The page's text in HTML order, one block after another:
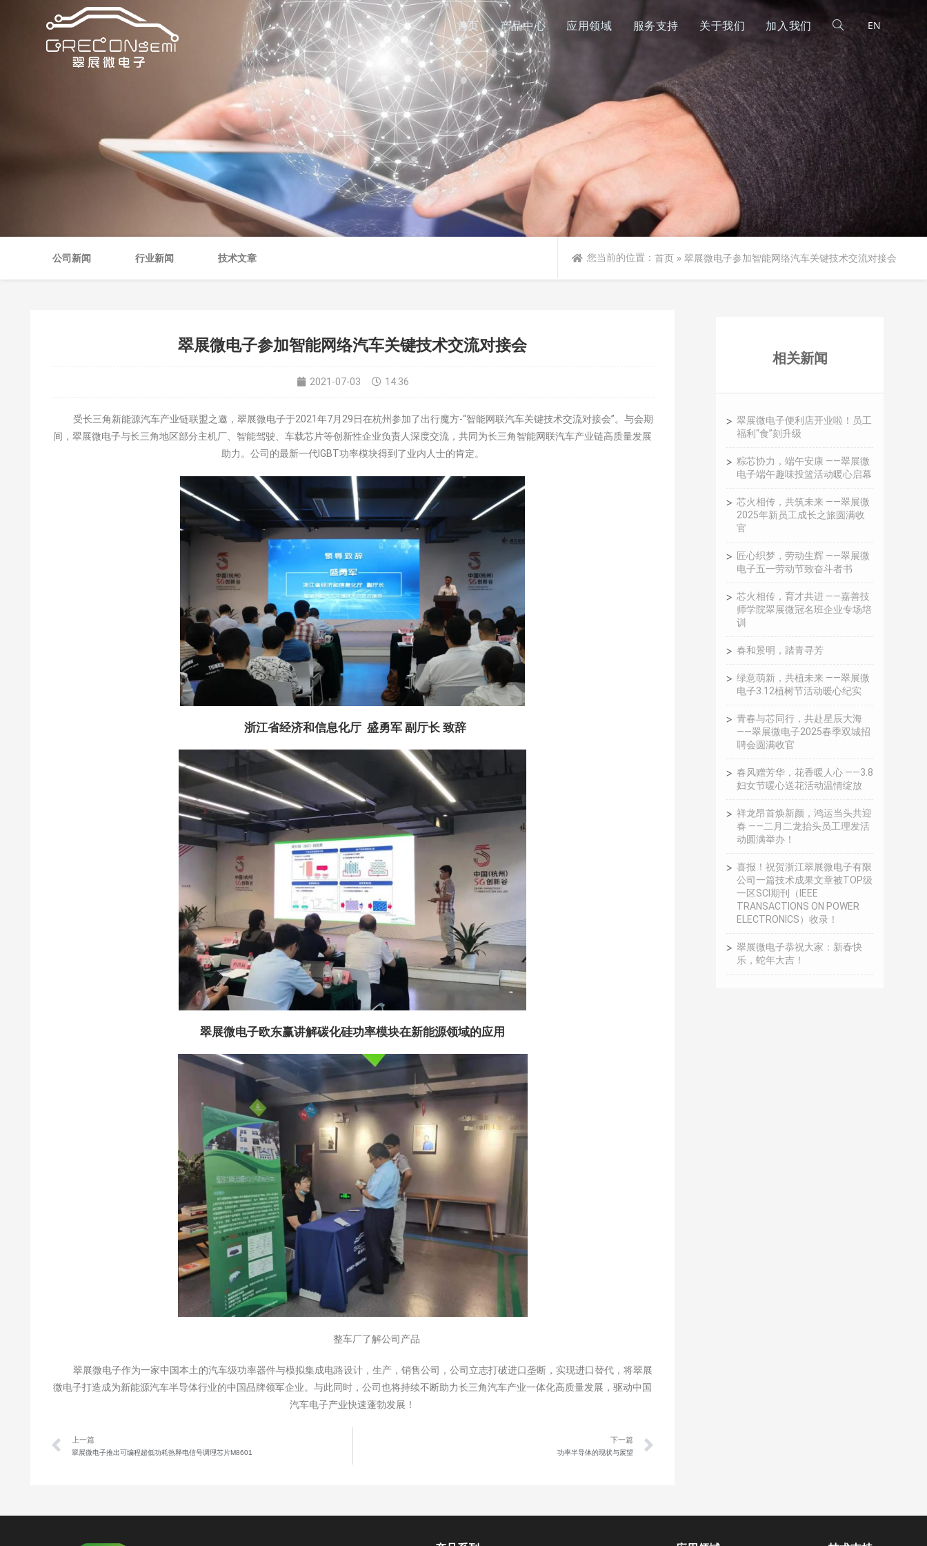
EN
首页 产品中心 应用领域 服务支持 关于我们 加入我们
公司新闻 行业新闻 技术文章 您当前的位置： 首页 » 翠展微电子参加智能网络汽车关键技术交流对接会
翠展微电子参加智能网络汽车关键技术交流对接会
2021-07-03 14:36
受长三角新能源汽车产业链联盟之邀，翠展微电子于2021年7月29日在杭州参加了出行魔方-“智能网联汽车关键技术交流对接会”。与会期
间，翠展微电子与长三角地区部分主机厂、智能驾驶、车载芯片等创新性企业负责人深度交流，共同为长三角智能网联汽车产业链高质量发展
助力。公司的最新一代IGBT功率模块得到了业内人士的肯定。
浙江省经济和信息化厅 盛勇军 副厅长 致辞
翠展微电子欧东赢讲解碳化硅功率模块在新能源领域的应用
整车厂了解公司产品
翠展微电子作为一家中国本土的汽车级功率器件与模拟集成电路设计，生产，销售公司，公司立志打破进口垄断，实现进口替代，将翠展
微电子打造成为新能源汽车半导体行业的中国品牌领军企业。与此同时，公司也将持续不断助力长三角汽车产业一体化高质量发展，驱动中国
汽车电子产业快速蓬勃发展！
上一篇
翠展微电子推出可编程超低功耗热释电信号调理芯片M8601
下一篇
功率半导体的现状与展望
相关新闻
翠展微电子便利店开业啦！员工
福利“食”刻升级
粽芯协力，端午安康 ——翠展微
电子端午趣味投篮活动暖心启幕
芯火相传，共筑未来 ——翠展微
2025年新员工成长之旅圆满收
官
匠心织梦，劳动生辉 ——翠展微
电子五一劳动节致奋斗者书
芯火相传，育才共进 ——嘉善技
师学院翠展微冠名班企业专场培
训
春和景明，踏青寻芳
绿意萌新，共植未来 ——翠展微
电子3.12植树节活动暖心纪实
青春与芯同行，共赴星辰大海
——翠展微电子2025春季双城招
聘会圆满收官
春风赠芳华，花香暖人心 ——3.8
妇女节暖心送花活动温情绽放
祥龙昂首焕新颜，鸿运当头共迎
春 ——二月二龙抬头员工理发活
动圆满举办！
喜报！祝贺浙江翠展微电子有限
公司一篇技术成果文章被TOP级
一区SCI期刊（IEEE
TRANSACTIONS ON POWER
ELECTRONICS）收录！
翠展微电子恭祝大家：新春快
乐，蛇年大吉！